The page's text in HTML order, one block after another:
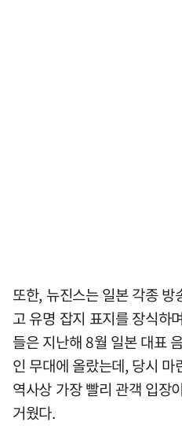
또한, 뉴진스는 일본 각종
고 유명 잡지 표지를 장식하
들은 지난해 8월 일본 대표
인 무대에 올랐는데, 당시
역사상 가장 빨리 관객 입장
거웠다.